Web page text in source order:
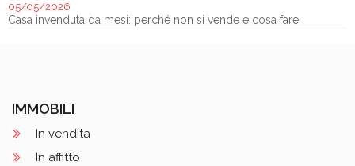
05/05/2026
Casa invenduta da mesi: perché non si vende e cosa fare
IMMOBILI
In vendita
In affitto